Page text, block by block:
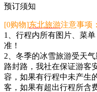
预订须知
[0购物]东北旅游注意事项：
1、行程内所有图片、菜
准！
2、冬季的冰雪旅游受天
路封路，我社在保证游客
容，如果有行程中未产生
客，如果有超出行程所含